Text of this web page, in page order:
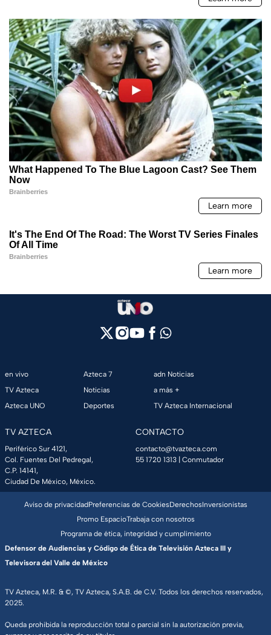
en vivo
TV Azteca
Azteca UNO
Azteca 7
Noticias
Deportes
adn Noticias
a más +
TV Azteca Internacional
TV AZTECA
Periférico Sur 4121,
Col. Fuentes Del Pedregal,
C.P. 14141,
Ciudad De México, México.
CONTACTO
contacto@tvazteca.com
55 1720 1313 | Conmutador
TV Azteca, M.R. & ©, TV Azteca, S.A.B. de C.V. Todos los derechos reservados,
2025.
Queda prohibida la reproducción total o parcial sin la autorización previa,
Aviso de privacidadPreferencias de CookiesDerechosInversionistas
Promo EspacioTrabaja con nosotros
Programa de ética, integridad y cumplimiento
Defensor de Audiencias y Código de Ética de Televisión Azteca III y
Televisora del Valle de México